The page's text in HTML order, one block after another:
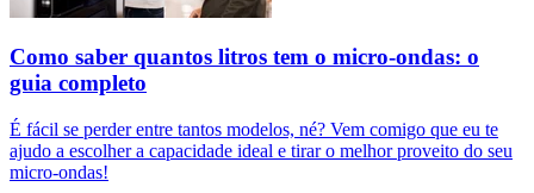
Como saber quantos litros tem o micro-ondas: o
guia completo
É fácil se perder entre tantos modelos, né? Vem comigo que eu te
ajudo a escolher a capacidade ideal e tirar o melhor proveito do seu
micro-ondas!